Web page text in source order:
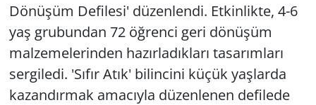
Dönüşüm Defilesi' düzenlendi. Etkinlikte, 4-6
yaş grubundan 72 öğrenci geri dönüşüm
malzemelerinden hazırladıkları tasarımları
sergiledi. 'Sıfır Atık' bilincini küçük yaşlarda
kazandırmak amacıyla düzenlenen defilede